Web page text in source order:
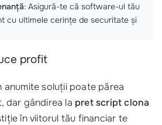
: Asigură-te că software-ul tău
cu ultimele cerințe de securitate și
profit
anumite soluții poate părea
dar gândirea la pret script clona
în viitorul tău financiar te